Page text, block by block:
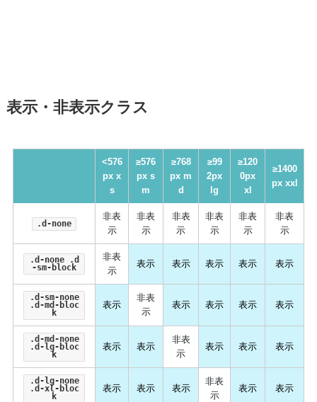
表示・非表示クラス
<576
px x
s
≥576
px s
m
≥768
px m
d
≥99
2px
lg
≥120
0px
xl
≥1400
px xxl
.d-none
非表
示
非表
示
非表
示
非表
示
非表
示
非表
示
.d-none .d
-sm-block
非表
示
表示 表示 表示 表示 表示
.d-sm-none
.d-md-bloc
k
表示
非表
示
表示 表示 表示 表示
.d-md-none
.d-lg-bloc
k
表示 表示
非表
示
表示 表示 表示
.d-lg-none
.d-xl-bloc
k
表示 表示 表示
非表
示
表示 表示